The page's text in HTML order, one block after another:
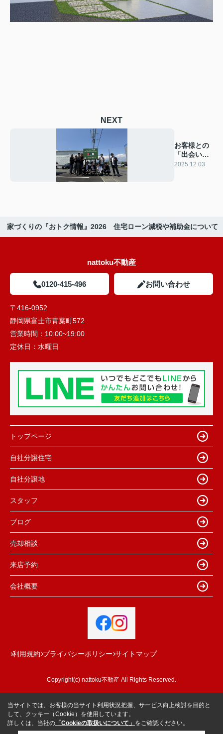
NEXT
お客様との
「出会い」
を大切にし
2025.12.03
家づくりの『おトク情報』2026 住宅ローン減税や補助金について
nattoku不動産
0120-415-496 お問い合わせ
〒416-0952
静岡県富士市青葉町572
営業時間： 10:00~19:00
定休日： 水曜日
トップページ
自社分譲住宅
自社分譲地
スタッフ
ブログ
売却相談
来店予約
会社概要
利用規約 プライバシーポリシー サイトマップ
Copyright(c) nattoku不動産 All Rights Reserved.
当サイトでは、お客様の当サイト利用状況把握、サービス向上検討を目的と
して、クッキー（Cookie）を使用しています。
詳しくは、当社の 「Cookieの取扱いについて」 をご確認ください。